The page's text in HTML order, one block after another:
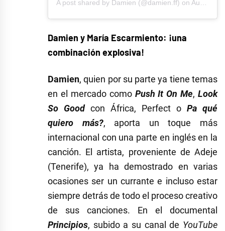
A post shared by Damien (@damien.ff) on Aug 13, 2020 at 3:30am PDT
Damien y María Escarmiento: ¡una
combinación explosiva!
Damien, quien por su parte ya tiene temas
en el mercado como Push It On Me, Look
So Goodcon África, Perfect o Pa qué
quiero más?, aporta un toque más
internacional con una parte en inglés en la
canción. El artista, proveniente de Adeje
(Tenerife), ya ha demostrado en varias
ocasiones ser un currante e incluso estar
siempre detrás de todo el proceso creativo
de sus canciones. En el documental
Principios, subido a su canal de YouTube